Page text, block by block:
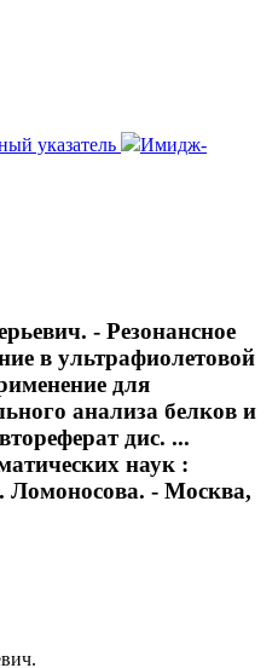
указатель
Имидж-
- Резонансное
в ультрафиолетовой
для
анализа белков и
дис. ...
наук :
- Москва,